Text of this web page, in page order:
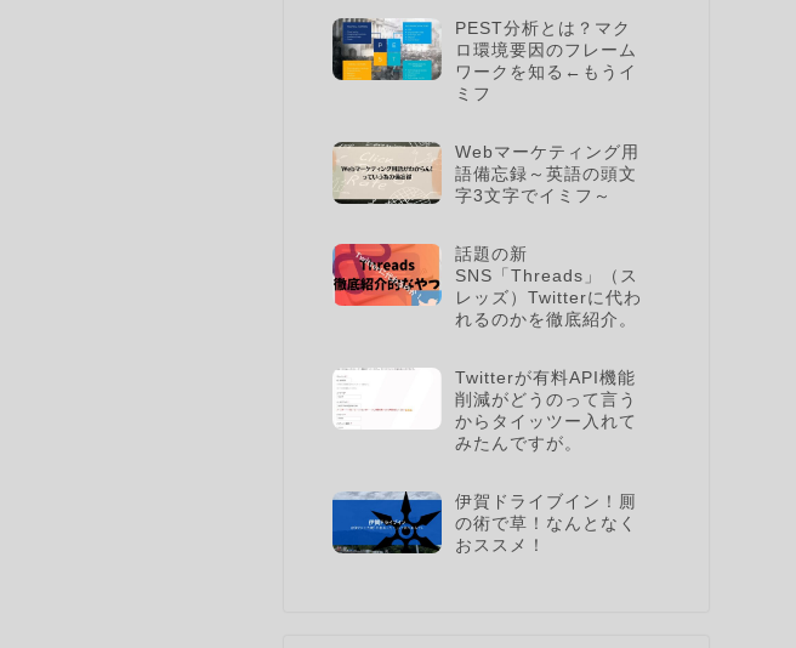
PEST分析とは？マク
ロ環境要因のフレーム
ワークを知る←もうイ
ミフ
Webマーケティング用
語備忘録～英語の頭文
字3文字でイミフ～
話題の新
SNS「Threads」（ス
レッズ）Twitterに代わ
れるのかを徹底紹介。
Twitterが有料API機能
削減がどうのって言う
からタイッツー入れて
みたんですが。
伊賀ドライブイン！厠
の術で草！なんとなく
おススメ！